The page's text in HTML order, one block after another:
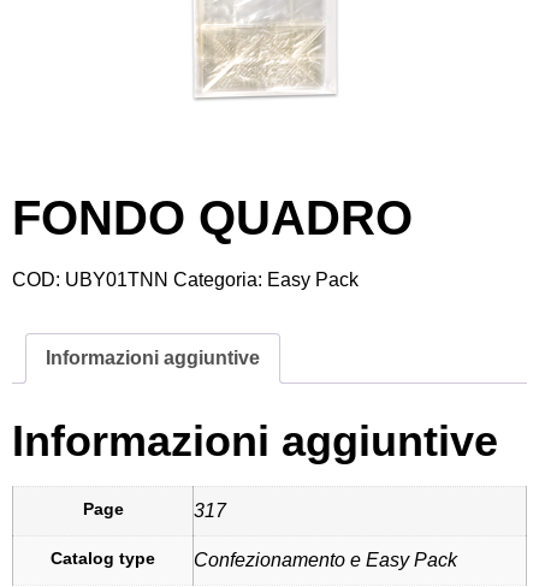
FONDO QUADRO
COD: UBY01TNN Categoria: Easy Pack
Informazioni aggiuntive
Informazioni aggiuntive
Page 317
Catalog type Confezionamento e Easy Pack